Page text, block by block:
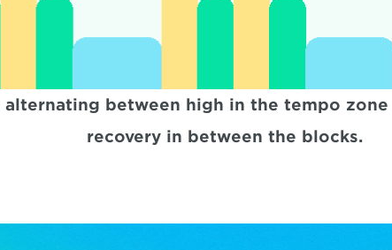
between high in the tempo
recovery in between the blocks.